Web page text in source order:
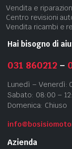
Vendita e
Centro revisioni
Vendita ricambi e
Hai bisogno di
031 860212–
Lunedì – Venerdì:
Sabato: 08:00 –
Domenica: Chiuso
Azienda